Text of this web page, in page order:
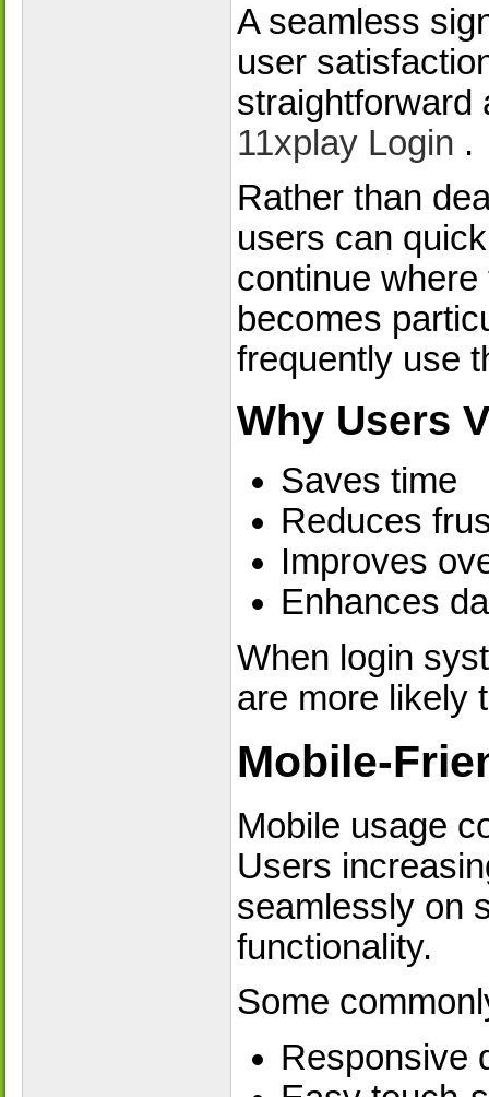
A seamless
user
straightforward
11xplay Login .
Rather than
users can
continue
becomes
frequently use
Why Users
Saves time
Reduces
Improves
Enhances
When login
are more likely
Mobile-
Mobile usage
Users
seamlessly on
functionality.
Some
Responsive